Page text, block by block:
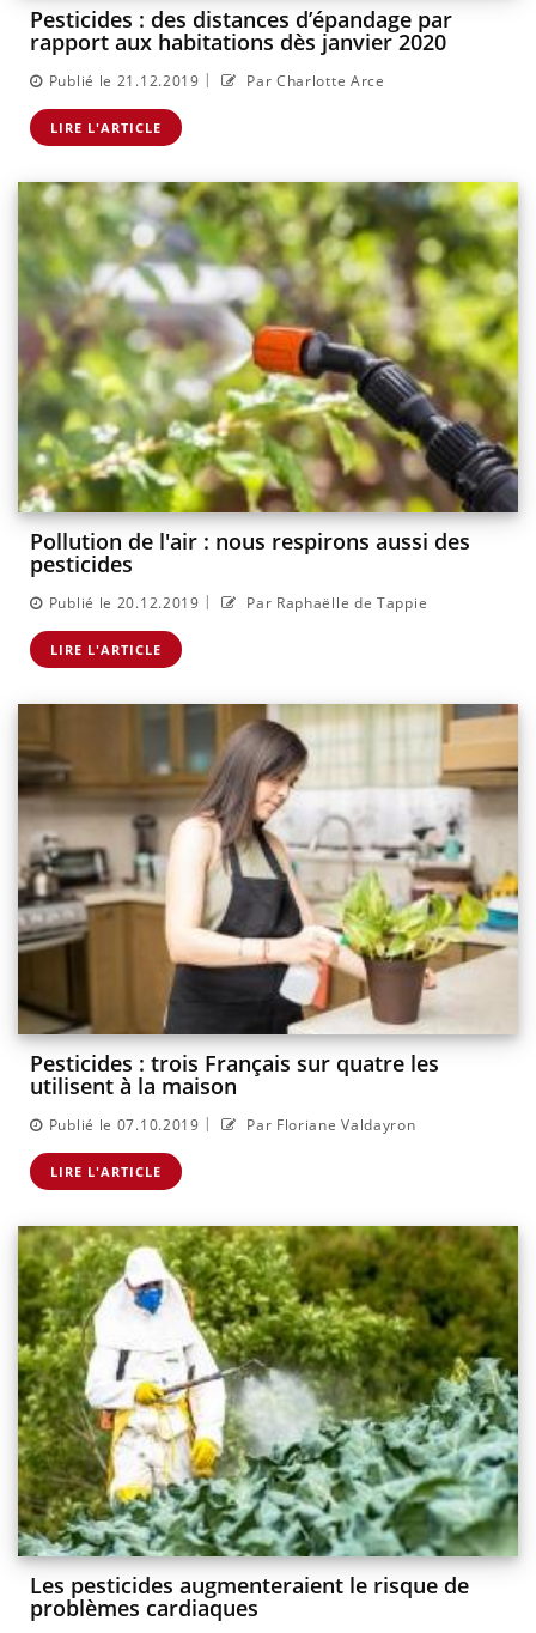
Pesticides : des distances d’épandage par
rapport aux habitations dès janvier 2020
Publié le 21.12.2019 | Par Charlotte Arce
LIRE L'ARTICLE
Pollution de l'air : nous respirons aussi des
pesticides
Publié le 20.12.2019 | Par Raphaëlle de Tappie
LIRE L'ARTICLE
Pesticides : trois Français sur quatre les
utilisent à la maison
Publié le 07.10.2019 | Par Floriane Valdayron
LIRE L'ARTICLE
Les pesticides augmenteraient le risque de
problèmes cardiaques